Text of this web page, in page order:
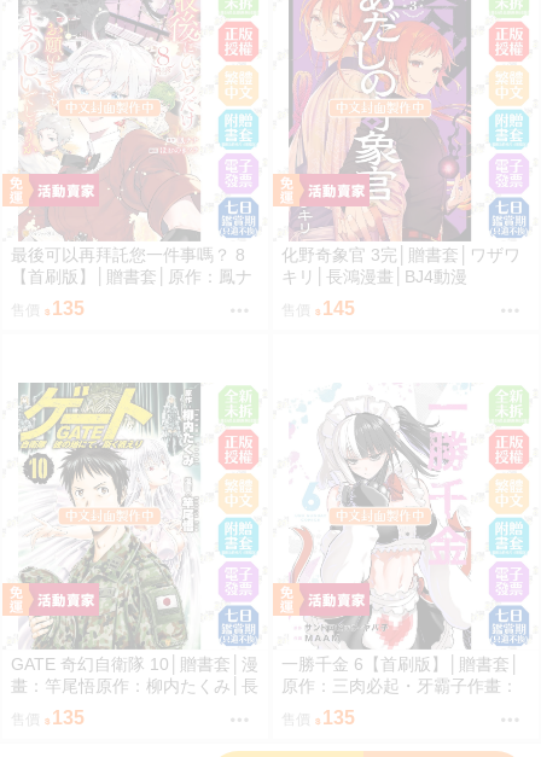
最後可以再拜託您一件事嗎？ 8
【首刷版】│贈書套│原作：鳳ナ
ナ漫畫：ほおのきソラ│長鴻漫畫
│BJ4動漫
售價 135
化野奇象官 3完│贈書套│ワザワ
キリ│長鴻漫畫│BJ4動漫
售價 145
GATE 奇幻自衛隊 10│贈書套│漫
畫：竿尾悟原作：柳内たくみ│長
鴻漫畫│BJ4動漫
售價 135
一勝千金 6【首刷版】│贈書套│
原作：三肉必起・牙霸子作畫：
MAAM│長鴻漫畫│BJ4動漫
售價 135